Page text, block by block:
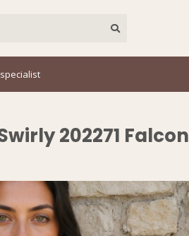
202271 Falcon